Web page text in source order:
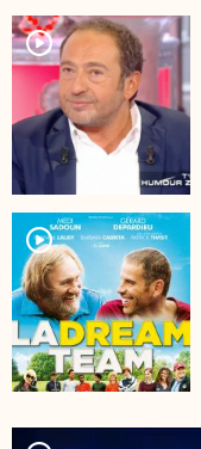
player2
player2